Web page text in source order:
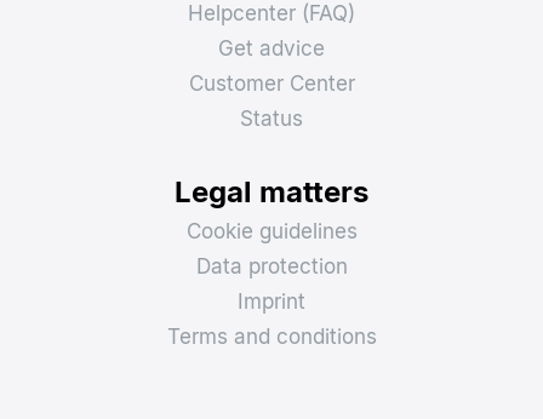
Helpcenter (FAQ)
Get advice
Customer Center
Status
Legal matters
Cookie guidelines
Data protection
Imprint
Terms and conditions